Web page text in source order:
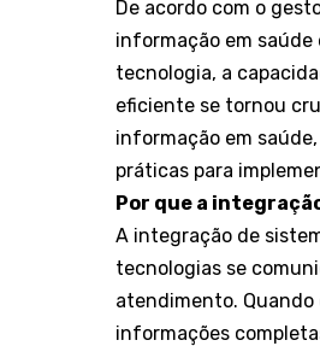
De acordo com o
informação em saúde
tecnologia, a
eficiente se tornou
informação em
práticas para
Por que a
A integração de
tecnologias se
atendimento. Quando
informações